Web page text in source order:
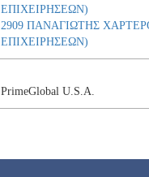
ΕΠΙΧΕΙΡΗΣΕΩΝ)
2909 ΠΑΝΑΓΙΩΤΗΣ
ΕΠΙΧΕΙΡΗΣΕΩΝ)
PrimeGlobal U.S.A.